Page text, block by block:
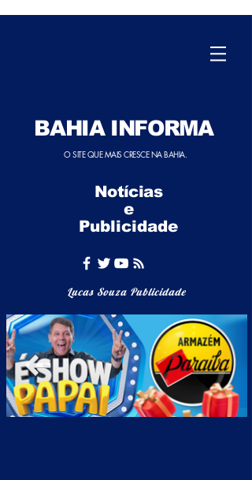
BAHIA INFORMA
O SITE QUE MAIS CRESCE NA BAHIA.
Notícias
e
Publicidade
Lucas Souza Publicidade